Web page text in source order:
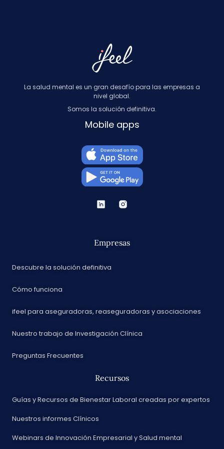
La salud mental es un gran desafío para las empresas a
nivel global.
Somos la solución definitiva.
Mobile apps
Empresas
Descubre la solución definitiva
Cómo funciona
ifeel para aseguradoras, reaseguradoras y asociaciones
Nuestro trabajo de Investigación Clínica
Preguntas Frecuentes
Recursos
Guías y Recursos de Bienestar Laboral creadas por expertos
Nuestros informes Clínicos
Webinars de Innovación Empresarial y Salud mental